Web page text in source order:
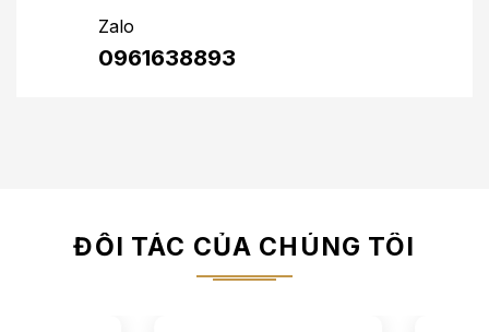
Zalo
0961638893
ĐỐI TÁC CỦA CHÚNG TÔI